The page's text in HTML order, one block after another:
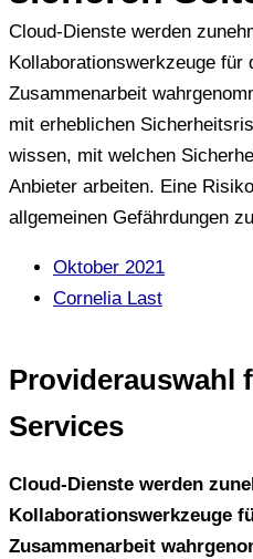
Cloud-Dienste werden
Kollaborationswerkzeuge für
Zusammenarbeit
mit erheblichen
wissen, mit welchen
Anbieter arbeiten. Eine
allgemeinen Gefährdungen
Oktober 2021
Cornelia Last
Providerauswahl
Services
Cloud-Dienste werden
Kollaborationswerkzeuge
Zusammenarbeit